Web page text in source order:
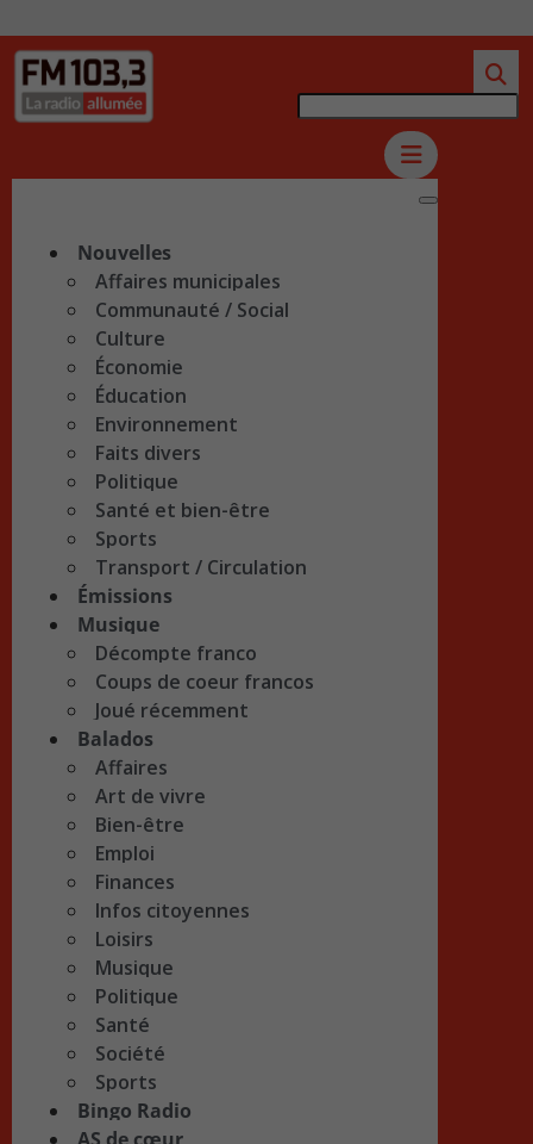
Nouvelles
Affaires municipales
Communauté / Social
Culture
Économie
Éducation
Environnement
Faits divers
Politique
Santé et bien-être
Sports
Transport / Circulation
Émissions
Musique
Décompte franco
Coups de coeur francos
Joué récemment
Balados
Affaires
Art de vivre
Bien-être
Emploi
Finances
Infos citoyennes
Loisirs
Musique
Politique
Santé
Société
Sports
Bingo Radio